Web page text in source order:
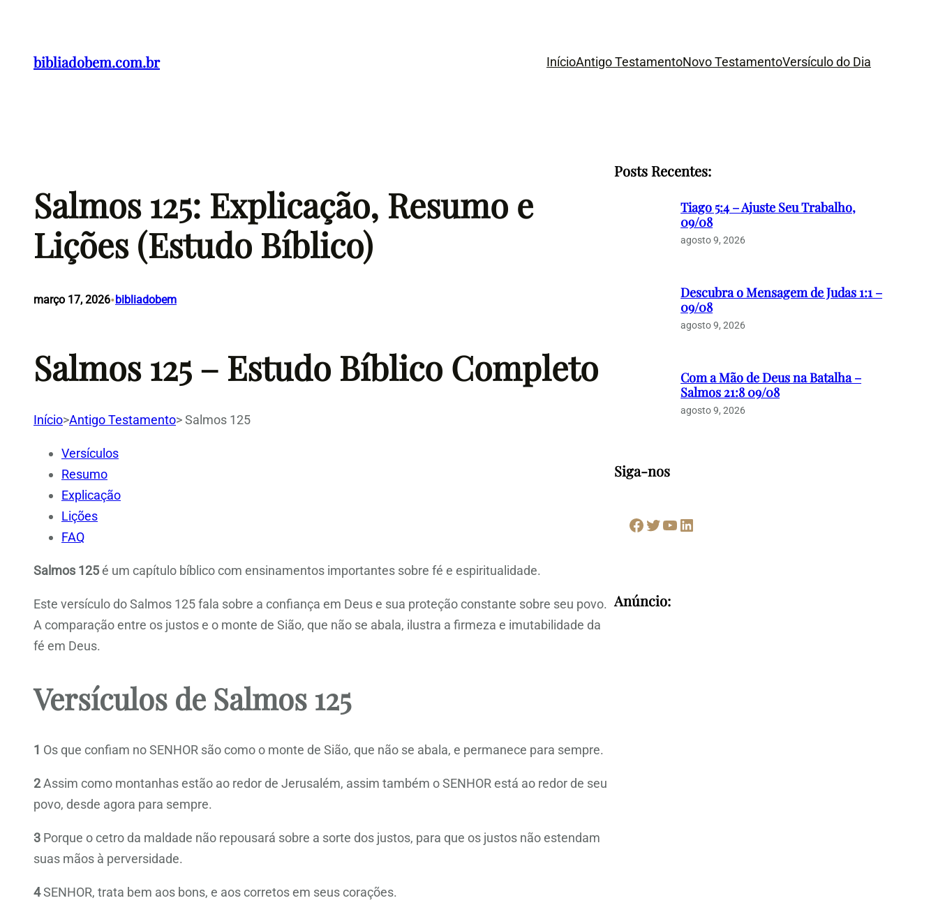
bibliadobem.com.br InícioAntigo TestamentoNovo TestamentoVersículo do Dia
Salmos 125: Explicação, Resumo e
Lições (Estudo Bíblico)
março 17, 2026• bibliadobem
Salmos 125 – Estudo Bíblico Completo
Início>Antigo Testamento>Salmos 125
Versículos
Resumo
Explicação
Lições
FAQ
Salmos 125é um capítulo bíblico com ensinamentos importantes sobre fé e espiritualidade.
Este versículo do Salmos 125 fala sobre a confiança em Deus e sua proteção constante sobre seu povo.
A comparação entre os justos e o monte de Sião, que não se abala, ilustra a firmeza e imutabilidade da
fé em Deus.
Versículos de Salmos 125
1 Os que confiam no SENHOR são como o monte de Sião, que não se abala, e permanece para sempre.
2Assim como montanhas estão ao redor de Jerusalém, assim também o SENHOR está ao redor de seu
povo, desde agora para sempre.
3 Porque o cetro da maldade não repousará sobre a sorte dos justos, para que os justos não estendam
suas mãos à perversidade.
4SENHOR, trata bem aos bons, e aos corretos em seus corações.
Posts Recentes:
Tiago 5:4 – Ajuste Seu Trabalho,
09/08
agosto 9, 2026
Descubra o Mensagem de Judas 1:1 –
09/08
agosto 9, 2026
Com a Mão de Deus na Batalha –
Salmos 21:8 09/08
agosto 9, 2026
Siga-nos
Facebook Twitter Youtube LinkedIn
Anúncio: